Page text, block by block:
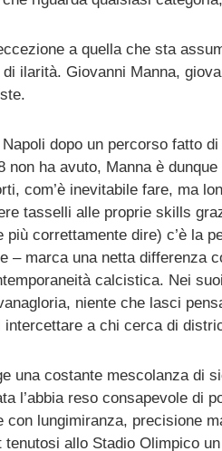
a quella che sta
ilarità. Giovanni Manna,
dopo un percorso fatto
non ha avuto, Manna è
com’è inevitabile fare, ma
tasselli alle proprie skills
più correttamente dire) c’è la
– marca una netta differenza
calcistica. Nei
niente che lasci
intercettare a chi cerca di
una costante mescolanza di
l’abbia reso consapevole di
lungimiranza, precisione
allo Stadio Olimpico